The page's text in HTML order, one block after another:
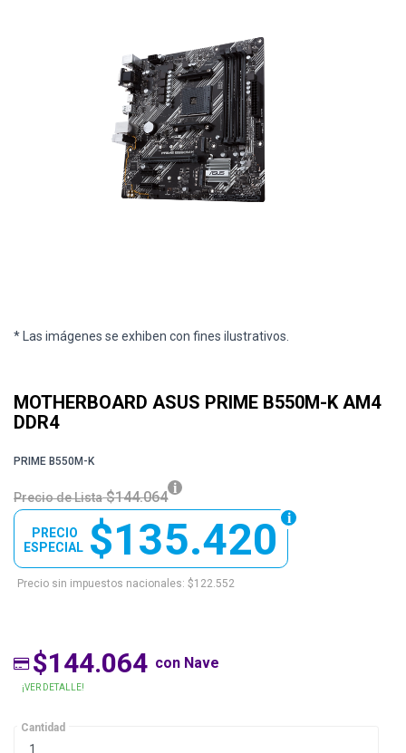
* Las imágenes se exhiben con fines ilustrativos.
MOTHERBOARD ASUS PRIME B550M-K AM4
DDR4
PRIME B550M-K
Precio de Lista $144.064
$135.420
PRECIO
ESPECIAL
Precio sin impuestos nacionales: $122.552
$144.064 con Nave
¡VER DETALLE!
Cantidad